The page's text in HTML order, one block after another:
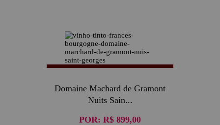
Domaine Machard de Gramont
Nuits Sain...
POR: R$ 899,00